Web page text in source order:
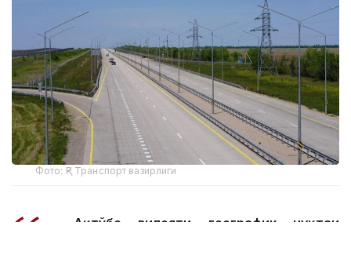
Фото: ҚР Транспорт вазирлиги
- Ақтўбе вилояти географик нуқтаи